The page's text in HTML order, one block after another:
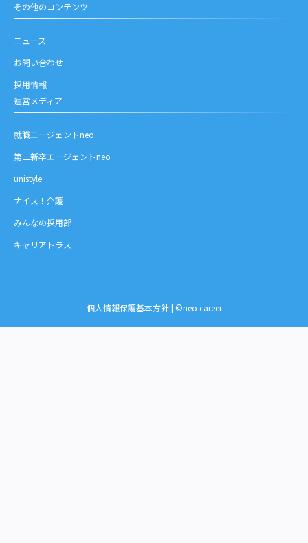
その他のコンテンツ
ニュース
お問い合わせ
採用情報
運営メディア
就職エージェントneo
第二新卒エージェントneo
unistyle
ナイス！介護
みんなの採用部
キャリアトラス
個人情報保護基本方針| ©neo career